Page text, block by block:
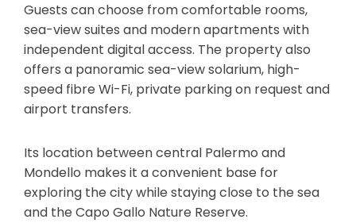
Guests can choose from comfortable rooms,
sea-view suites and modern apartments with
independent digital access. The property also
offers a panoramic sea-view solarium, high-
speed fibre Wi-Fi, private parking on request and
airport transfers.
Its location between central Palermo and
Mondello makes it a convenient base for
exploring the city while staying close to the sea
and the Capo Gallo Nature Reserve.